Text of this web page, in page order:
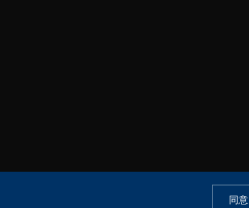
同意